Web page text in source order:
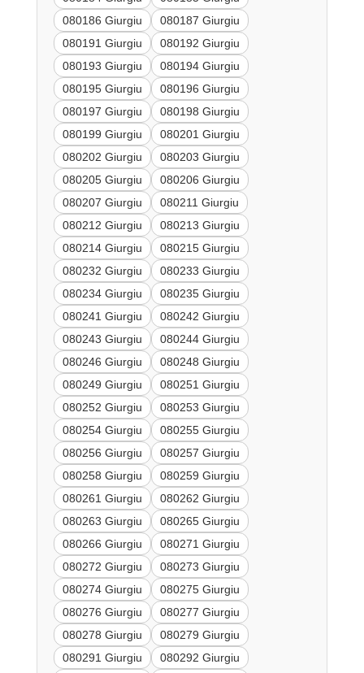
080186 Giurgiu
080187 Giurgiu
080191 Giurgiu
080192 Giurgiu
080193 Giurgiu
080194 Giurgiu
080195 Giurgiu
080196 Giurgiu
080197 Giurgiu
080198 Giurgiu
080199 Giurgiu
080201 Giurgiu
080202 Giurgiu
080203 Giurgiu
080205 Giurgiu
080206 Giurgiu
080207 Giurgiu
080211 Giurgiu
080212 Giurgiu
080213 Giurgiu
080214 Giurgiu
080215 Giurgiu
080232 Giurgiu
080233 Giurgiu
080234 Giurgiu
080235 Giurgiu
080241 Giurgiu
080242 Giurgiu
080243 Giurgiu
080244 Giurgiu
080246 Giurgiu
080248 Giurgiu
080249 Giurgiu
080251 Giurgiu
080252 Giurgiu
080253 Giurgiu
080254 Giurgiu
080255 Giurgiu
080256 Giurgiu
080257 Giurgiu
080258 Giurgiu
080259 Giurgiu
080261 Giurgiu
080262 Giurgiu
080263 Giurgiu
080265 Giurgiu
080266 Giurgiu
080271 Giurgiu
080272 Giurgiu
080273 Giurgiu
080274 Giurgiu
080275 Giurgiu
080276 Giurgiu
080277 Giurgiu
080278 Giurgiu
080279 Giurgiu
080291 Giurgiu
080292 Giurgiu